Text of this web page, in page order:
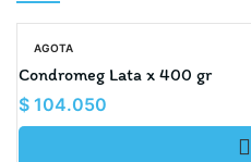
AGOTA
Condromeg Lata x 400 gr
$ 104.050